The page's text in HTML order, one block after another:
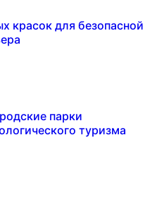
красок для безопасной
парки
туризма